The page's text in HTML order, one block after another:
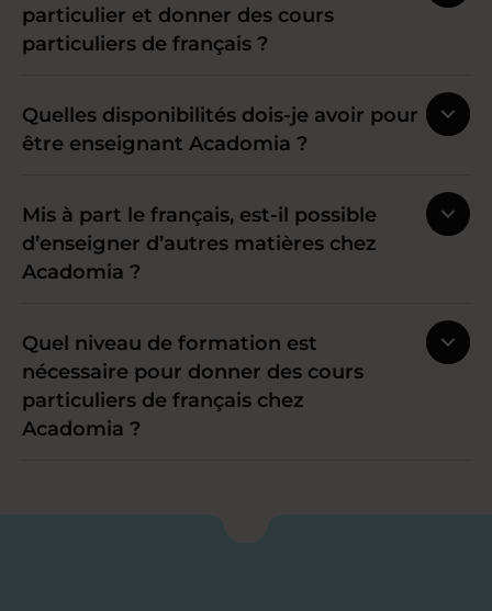
particulier et donner des cours
particuliers de français ?
Quelles disponibilités dois-je avoir pour
être enseignant Acadomia ?
Mis à part le français, est-il possible
d’enseigner d’autres matières chez
Acadomia ?
Quel niveau de formation est
nécessaire pour donner des cours
particuliers de français chez
Acadomia ?